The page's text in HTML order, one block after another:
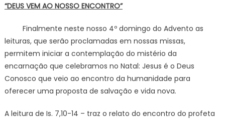
“DEUS VEM AO NOSSO ENCONTRO”
Finalmente neste nosso 4º domingo do Advento as
leituras, que serão proclamadas em nossas missas,
permitem iniciar a contemplação do mistério da
encarnação que celebramos no Natal: Jesus é o Deus
Conosco que veio ao encontro da humanidade para
oferecer uma proposta de salvação e vida nova.
A leitura de Is. 7,10-14 – traz o relato do encontro do profeta